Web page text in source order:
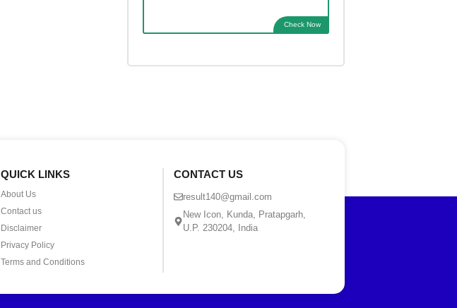
Check Now
QUICK LINKS
About Us
Contact us
Disclaimer
Privacy Policy
Terms and Conditions
CONTACT US
result140@gmail.com
New Icon, Kunda, Pratapgarh,
U.P. 230204, India